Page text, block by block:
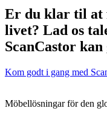
Er du klar til at
livet? Lad os
ScanCastor
Kom godt i gang med
Möbellösningar för den